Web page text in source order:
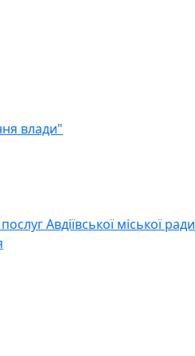
влади"
Авдіївської міської ради